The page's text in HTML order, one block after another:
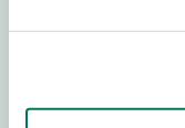
ID-nummer
P-nr